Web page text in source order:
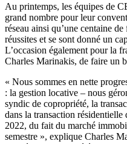
Au printemps, les équipes de
grand nombre pour leur
réseau ainsi qu’une centaine
réussites et se sont donné un
L’occasion également pour la
Charles Marinakis, de faire un
« Nous sommes en nette
: la gestion locative – nous
syndic de copropriété, la
dans la transaction résidentielle
2022, du fait du marché
semestre », explique Charles